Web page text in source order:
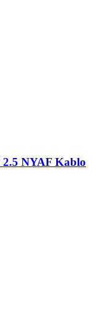
NYAF Kablo